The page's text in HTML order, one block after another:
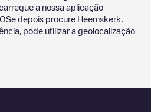
a nossa aplicação
depois procure Heemskerk
pode utilizar a geolocalização.